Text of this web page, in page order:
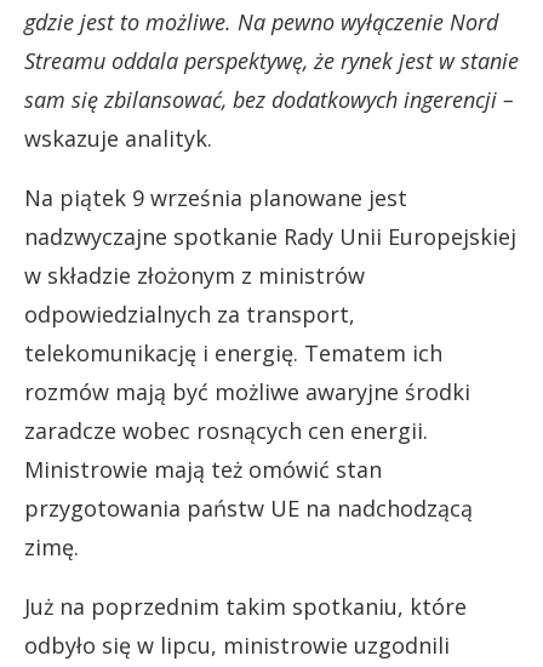
gdzie jest to możliwe. Na pewno wyłączenie Nord
Streamu oddala perspektywę, że rynek jest w stanie
sam się zbilansować, bez dodatkowych ingerencji –
wskazuje analityk.
Na piątek 9 września planowane jest
nadzwyczajne spotkanie Rady Unii Europejskiej
w składzie złożonym z ministrów
odpowiedzialnych za transport,
telekomunikację i energię. Tematem ich
rozmów mają być możliwe awaryjne środki
zaradcze wobec rosnących cen energii.
Ministrowie mają też omówić stan
przygotowania państw UE na nadchodzącą
zimę.
Już na poprzednim takim spotkaniu, które
odbyło się w lipcu, ministrowie uzgodnili